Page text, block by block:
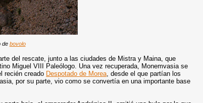
de bovolo
del rescate, junto a las ciudades de Mistra y Maina, que
Miguel VIII Paleólogo. Una vez recuperada, Monemvasia se
recién creado Despotado de Morea, desde el que partían los
por su parte, vio como se convertía en una importante base